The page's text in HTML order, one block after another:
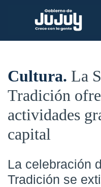
Cultura La
Tradición
actividades
capital
La celebración
Tradición se